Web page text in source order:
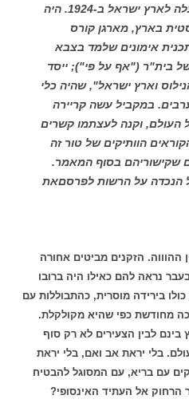
הגדולים בעולם לאיסלם. עלה לארץ ישראל ב-1924. היה
בארץ, מארגן קורס
אימונים שלמד בצבא
בית"ר ("אף על פי"); ייסד
וארץ ישראל", שהיה כלי
במקביל עשה קריירה
העולם, וקנה לעצתמו קשרים
הוותיקים של טור זה
שקישוריהם בסוף המאמר.
הנכדה על הרשות לפרסםאת
ההוווה. הזקנים מביטים אחורה
נראה להם כאילו היה ברובו
בירידה מוסרית, כהתבוללות עם
כה מחודשת כפי שהיא מקולקלת.
לבין הצעירים לא רק סוף
בלי יראת אב ואם, בלי יראת
עם בריא, עם המסוגל להבטיח
אל העתיד האינסופי?